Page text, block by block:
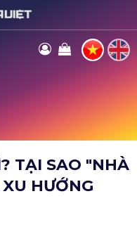
TẠI SAO "NHÀ
HƯỚNG